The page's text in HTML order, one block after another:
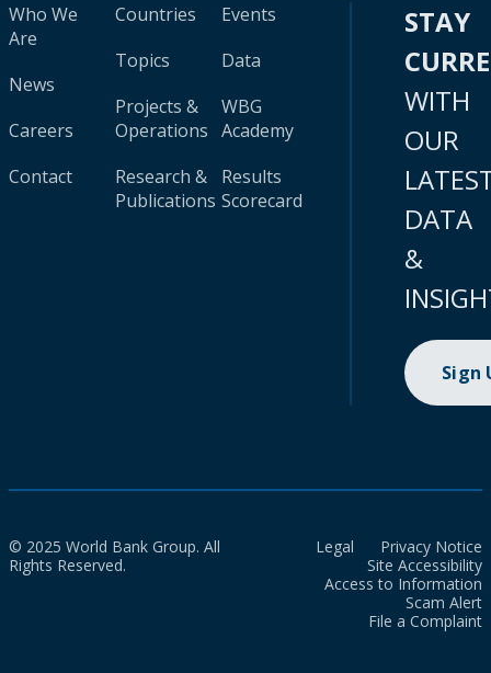
Who We
Are
News
Careers
Contact
Countries
Topics
Projects &
Operations
Research &
Publications
Events
Data
WBG
Academy
Results
Scorecard
STAY
WITH
OUR
DATA
&
Sign
© 2025 World Bank Group. All
Rights Reserved.
Legal
Privacy Notice
Site Accessibility
Access to Information
Scam Alert
File a Complaint